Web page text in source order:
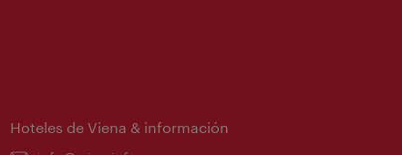
Hoteles de Viena & información